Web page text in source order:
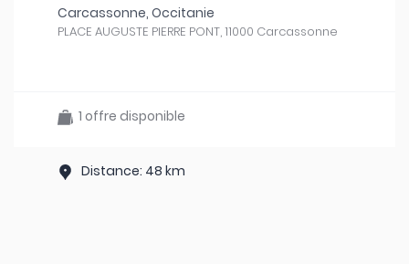
Carcassonne, Occitanie
PLACE AUGUSTE PIERRE PONT, 11000 Carcassonne
1 offre disponible
Distance: 48 km